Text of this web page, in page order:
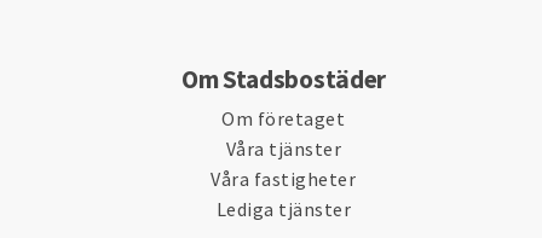
Om Stadsbostäder
Om företaget
Våra tjänster
Våra fastigheter
Lediga tjänster